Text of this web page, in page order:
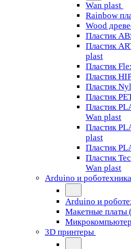
Wan plast
Rainbow
Wood
Пластик
Пластик
plast
Пластик
Пластик
Пластик
Пластик
Пластик
Wan plast
Пластик
plast
Пластик
Пластик
Wan plast
Arduino и роботехника
Arduino и
Макетные платы
3D принтеры